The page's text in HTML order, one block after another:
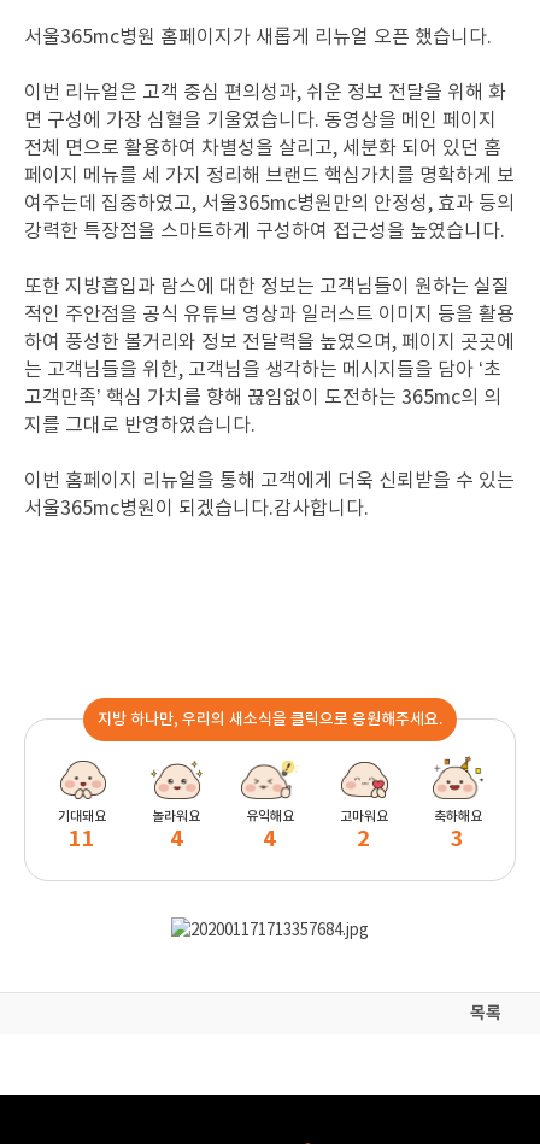
서울365mc병원 홈페이지가 새롭게 리뉴얼 오픈 했습니다.
이번 리뉴얼은 고객 중심 편의성과, 쉬운 정보 전달을 위해 화
면 구성에 가장 심혈을 기울였습니다. 동영상을 메인 페이지
전체 면으로 활용하여 차별성을 살리고, 세분화 되어 있던 홈
페이지 메뉴를 세 가지 정리해 브랜드 핵심가치를 명확하게 보
여주는데 집중하였고, 서울365mc병원만의 안정성, 효과 등의
강력한 특장점을 스마트하게 구성하여 접근성을 높였습니다.
또한 지방흡입과 람스에 대한 정보는 고객님들이 원하는 실질
적인 주안점을 공식 유튜브 영상과 일러스트 이미지 등을 활용
하여 풍성한 볼거리와 정보 전달력을 높였으며, 페이지 곳곳에
는 고객님들을 위한, 고객님을 생각하는 메시지들을 담아 ‘초
고객만족’ 핵심 가치를 향해 끊임없이 도전하는 365mc의 의
지를 그대로 반영하였습니다.
이번 홈페이지 리뉴얼을 통해 고객에게 더욱 신뢰받을 수 있는
서울365mc병원이 되겠습니다.감사합니다.
지방 하나만, 우리의 새소식을 클릭으로 응원해주세요.
기대돼요
11
놀라워요
4
유익해요
4
고마워요
2
축하해요
3
목록